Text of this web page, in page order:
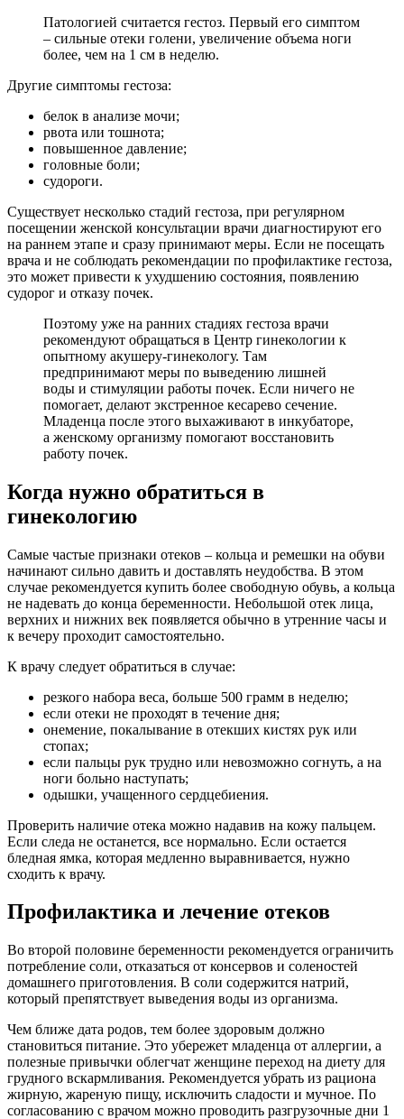
Патологией считается гестоз. Первый его симптом
– сильные отеки голени, увеличение объема ноги
более, чем на 1 см в неделю.
Другие симптомы гестоза:
белок в анализе мочи;
рвота или тошнота;
повышенное давление;
головные боли;
судороги.
Существует несколько стадий гестоза, при регулярном
посещении женской консультации врачи диагностируют его
на раннем этапе и сразу принимают меры. Если не посещать
врача и не соблюдать рекомендации по профилактике гестоза,
это может привести к ухудшению состояния, появлению
судорог и отказу почек.
Поэтому уже на ранних стадиях гестоза врачи
рекомендуют обращаться в Центр гинекологии к
опытному акушеру-гинекологу. Там
предпринимают меры по выведению лишней
воды и стимуляции работы почек. Если ничего не
помогает, делают экстренное кесарево сечение.
Младенца после этого выхаживают в инкубаторе,
а женскому организму помогают восстановить
работу почек.
Когда нужно обратиться в
гинекологию
Самые частые признаки отеков – кольца и ремешки на обуви
начинают сильно давить и доставлять неудобства. В этом
случае рекомендуется купить более свободную обувь, а кольца
не надевать до конца беременности. Небольшой отек лица,
верхних и нижних век появляется обычно в утренние часы и
к вечеру проходит самостоятельно.
К врачу следует обратиться в случае:
резкого набора веса, больше 500 грамм в неделю;
если отеки не проходят в течение дня;
онемение, покалывание в отекших кистях рук или
стопах;
если пальцы рук трудно или невозможно согнуть, а на
ноги больно наступать;
одышки, учащенного сердцебиения.
Проверить наличие отека можно надавив на кожу пальцем.
Если следа не останется, все нормально. Если остается
бледная ямка, которая медленно выравнивается, нужно
сходить к врачу.
Профилактика и лечение отеков
Во второй половине беременности рекомендуется ограничить
потребление соли, отказаться от консервов и соленостей
домашнего приготовления. В соли содержится натрий,
который препятствует выведения воды из организма.
Чем ближе дата родов, тем более здоровым должно
становиться питание. Это убережет младенца от аллергии, а
полезные привычки облегчат женщине переход на диету для
грудного вскармливания. Рекомендуется убрать из рациона
жирную, жареную пищу, исключить сладости и мучное. По
согласованию с врачом можно проводить разгрузочные дни 1